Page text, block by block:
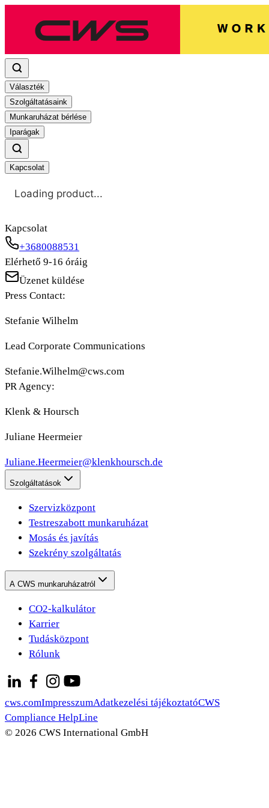
Választék
Szolgáltatásaink
Munkaruházat bérlése
Iparágak
Kapcsolat
Loading product...
Kapcsolat
+3680088531
Elérhető 9-16 óráig
Üzenet küldése
Press Contact:
Stefanie Wilhelm
Lead Corporate Communications
Stefanie.Wilhelm@cws.com
PR Agency:
Klenk & Hoursch
Juliane Heermeier
Juliane.Heermeier@klenkhoursch.de
Szolgáltatások
Szervizközpont
Testreszabott munkaruházat
Mosás és javítás
Szekrény szolgáltatás
A CWS munkaruházatról
CO2-kalkulátor
Karrier
Tudásközpont
Rólunk
cws.comImpresszumAdatkezelési tájékoztatóCWS
Compliance HelpLine
© 2026 CWS International GmbH